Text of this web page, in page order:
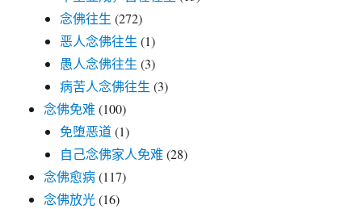
念佛往生 (272)
恶人念佛往生 (1)
愚人念佛往生 (3)
病苦人念佛往生 (3)
念佛免难(100)
免堕恶道(1)
自己念佛家人免难(28)
念佛愈病(117)
念佛放光(16)